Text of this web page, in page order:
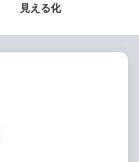
見える化